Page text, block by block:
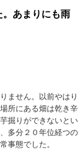
。あまりにも雨
ません。以前やはり
所にある畑は乾き辛
掘りができないとい
多分２０年位経つの
事態でした。